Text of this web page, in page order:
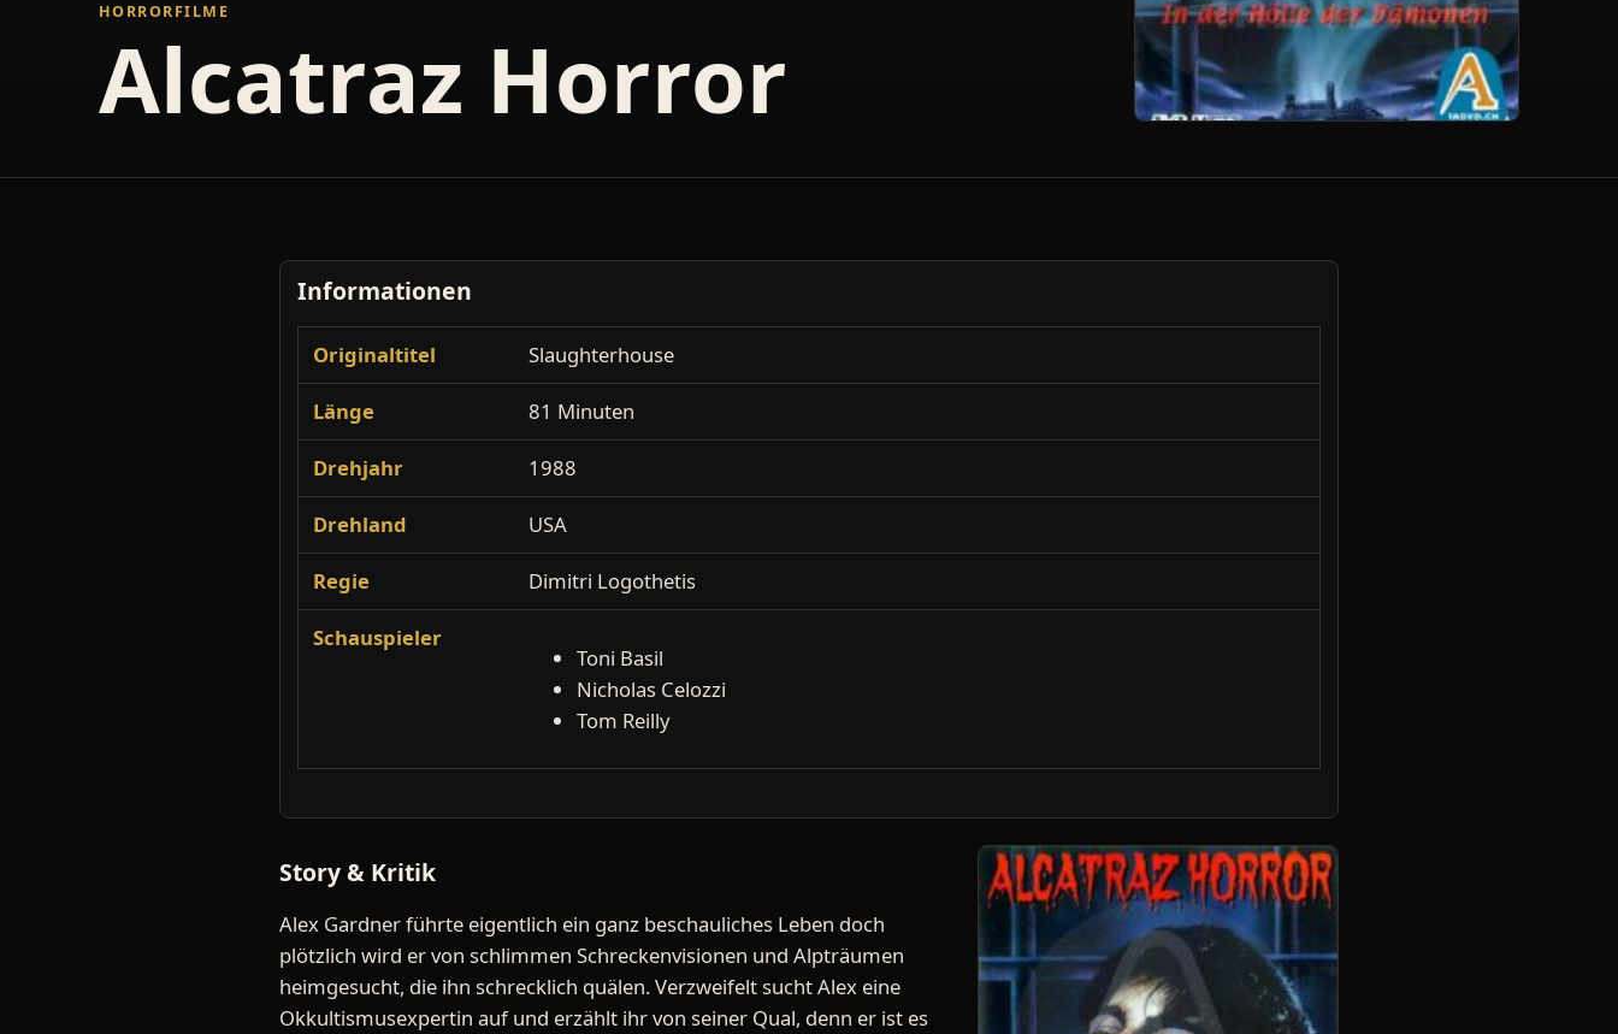
HORRORFILME
Alcatraz Horror
Informationen
Originaltitel Slaughterhouse
Länge 81 Minuten
Drehjahr 1988
Drehland USA
Regie Dimitri Logothetis
Schauspieler
Toni Basil
Nicholas Celozzi
Tom Reilly
Story & Kritik
Alex Gardner führte eigentlich ein ganz beschauliches Leben doch
plötzlich wird er von schlimmen Schreckenvisionen und Alpträumen
heimgesucht, die ihn schrecklich quälen. Verzweifelt sucht Alex eine
Okkultismusexpertin auf und erzählt ihr von seiner Qual, denn er ist es